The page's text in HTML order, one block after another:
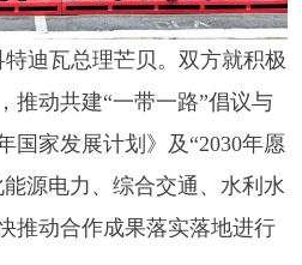
迪瓦总理芒贝。双方就积极
推动共建“一带一路”倡议与
国家发展计划》及“2030年愿
源电力、综合交通、水利水
推动合作成果落实落地进行